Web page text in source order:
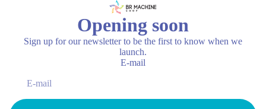
Opening soon
Sign up for our newsletter to be the first to know when we
launch.
E-mail